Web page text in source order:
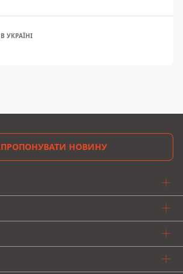
УКРАЇНІ
НОВИНУ